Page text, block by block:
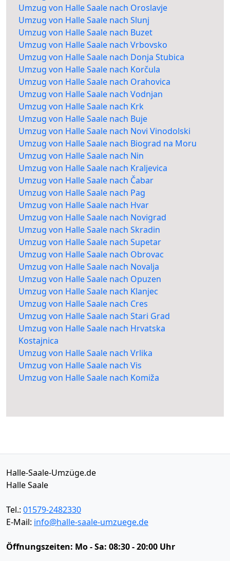
Umzug von Halle Saale nach Oroslavje
Umzug von Halle Saale nach Slunj
Umzug von Halle Saale nach Buzet
Umzug von Halle Saale nach Vrbovsko
Umzug von Halle Saale nach Donja Stubica
Umzug von Halle Saale nach Korčula
Umzug von Halle Saale nach Orahovica
Umzug von Halle Saale nach Vodnjan
Umzug von Halle Saale nach Krk
Umzug von Halle Saale nach Buje
Umzug von Halle Saale nach Novi Vinodolski
Umzug von Halle Saale nach Biograd na Moru
Umzug von Halle Saale nach Nin
Umzug von Halle Saale nach Kraljevica
Umzug von Halle Saale nach Čabar
Umzug von Halle Saale nach Pag
Umzug von Halle Saale nach Hvar
Umzug von Halle Saale nach Novigrad
Umzug von Halle Saale nach Skradin
Umzug von Halle Saale nach Supetar
Umzug von Halle Saale nach Obrovac
Umzug von Halle Saale nach Novalja
Umzug von Halle Saale nach Opuzen
Umzug von Halle Saale nach Klanjec
Umzug von Halle Saale nach Cres
Umzug von Halle Saale nach Stari Grad
Umzug von Halle Saale nach Hrvatska
Kostajnica
Umzug von Halle Saale nach Vrlika
Umzug von Halle Saale nach Vis
Umzug von Halle Saale nach Komiža
Halle-Saale-Umzüge.de
Halle Saale
Tel.: 01579-2482330
E-Mail: info@halle-saale-umzuege.de
Öffnungszeiten: Mo - Sa: 08:30 - 20:00 Uhr